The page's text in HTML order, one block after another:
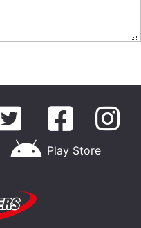
Play Store